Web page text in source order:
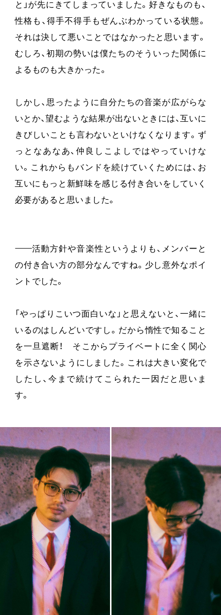
と」が先にきてしまっていました。好きなものも、
性格も、得手不得手もぜんぶわかっている状態。
それは決して悪いことではなかったと思います。
むしろ、初期の勢いは僕たちのそういった関係に
よるものも大きかった。
しかし、思ったように自分たちの音楽が広がらな
いとか、望むような結果が出ないときには、互いに
きびしいことも言わないといけなくなります。ず
っとなあなあ、仲良しこよしではやっていけな
い。これからもバンドを続けていくためには、お
互いにもっと新鮮味を感じる付き合いをしていく
必要があると思いました。
——活動方針や音楽性というよりも、メンバーと
の付き合い方の部分なんですね。少し意外なポイ
ントでした。
「やっぱりこいつ面白いな」と思えないと、一緒に
いるのはしんどいですし。だから惰性で知ること
を一旦遮断！ そこからプライベートに全く関心
を示さないようにしました。これは大きい変化で
したし、今まで続けてこられた一因だと思いま
す。